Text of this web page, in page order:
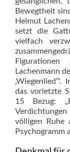
Bewegtheit
Helmut
setzt die
vielfach
Lachenmann
das vorletzte
15 Bezug:
völligen Ruhe
Psychogramm